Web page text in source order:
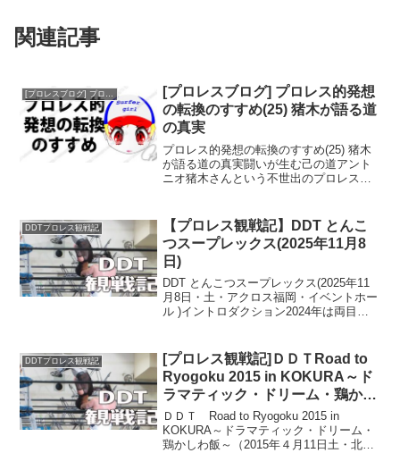
関連記事
[プロレスブログ] プロレス的発想の転換のすすめ
[プロレスブログ] プロレス的発想
の転換のすすめ(25) 猪木が語る道
の真実
プロレス的発想の転換のすすめ(25) 猪木
が語る道の真実闘いが生む己の道アント
ニオ猪木さんという不世出のプロレスラ
ます。それが「道」という詩です。「迷
わず行けよ、行けば...
DDTプロレス観戦記
【プロレス観戦記】DDT とんこ
つスープレックス(2025年11月8
日)
DDT とんこつスープレックス(2025年11
月8日・土・アクロス福岡・イベントホー
ル )イントロダクション2024年は両目の
障害者枠で働くことになったわけだ
が、...
DDTプロレス観戦記
[プロレス観戦記]ＤＤＴRoad to
Ryogoku 2015 in KOKURA～ド
ラマティック・ドリーム・鶏かし
わ飯～（2015年４月11日土・北
九州パレス）
ＤＤＴ Road to Ryogoku 2015 in
KOKURA～ドラマティック・ドリーム・
鶏かしわ飯～（2015年４月11日土・北九